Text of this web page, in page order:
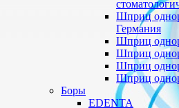
Шприц
Германия
Шприц
Шприц
Шприц
Шприц
Боры
EDENTA